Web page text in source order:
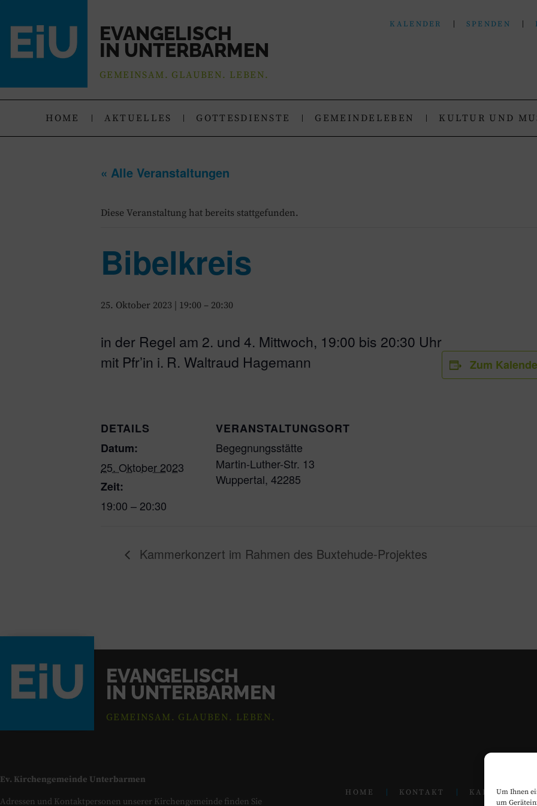
Um Ihnen
um
EVANGELISCH
IN UNTERBARMEN
GEMEINSAM. GLAUBEN. LEBEN.
KALENDER SPENDEN
HOME AKTUELLES GOTTESDIENSTE GEMEINDELEBEN KULTUR UND
« Alle Veranstaltungen
Diese Veranstaltung hat bereits stattgefunden.
Bibelkreis
25. Oktober 2023 | 19:00 – 20:30
in der Regel am 2. und 4. Mittwoch, 19:00 bis 20:30 Uhr
mit Pfrʼin i. R. Waltraud Hagemann
Zum
DETAILS
Datum:
25. Oktober 2023
Zeit:
19:00 – 20:30
VERANSTALTUNGSORT
Begegnungsstätte
Martin-Luther-Str. 13
Wuppertal, 42285
Kammerkonzert im Rahmen des Buxtehude-Projektes
EVANGELISCH
IN UNTERBARMEN
GEMEINSAM. GLAUBEN. LEBEN.
Ev. Kirchengemeinde Unterbarmen
Adressen und Kontaktpersonen unserer Kirchengemeinde finden Sie
HOME KONTAKT KALENDER